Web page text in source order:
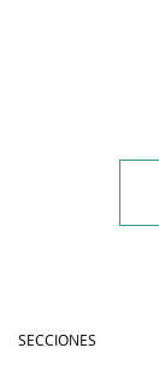
SECCIONES